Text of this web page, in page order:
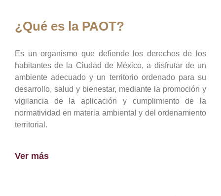
¿Qué es la PAOT?
Es un organismo que defiende los derechos de los
habitantes de la Ciudad de México, a disfrutar de un
ambiente adecuado y un territorio ordenado para su
desarrollo, salud y bienestar, mediante la promoción y
vigilancia de la aplicación y cumplimiento de la
normatividad en materia ambiental y del ordenamiento
territorial.
Ver más